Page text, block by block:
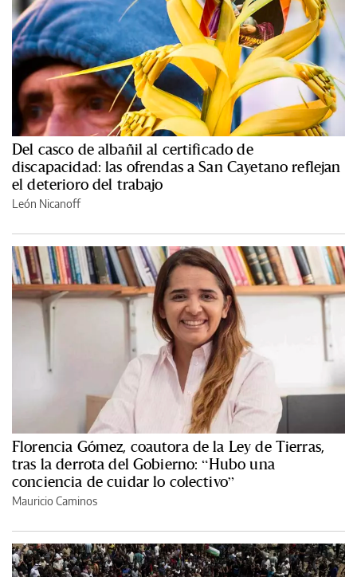
Del casco de albañil al certificado de
discapacidad: las ofrendas a San Cayetano reflejan
el deterioro del trabajo
León Nicanoff
Florencia Gómez, coautora de la Ley de Tierras,
tras la derrota del Gobierno: “Hubo una
conciencia de cuidar lo colectivo”
Mauricio Caminos